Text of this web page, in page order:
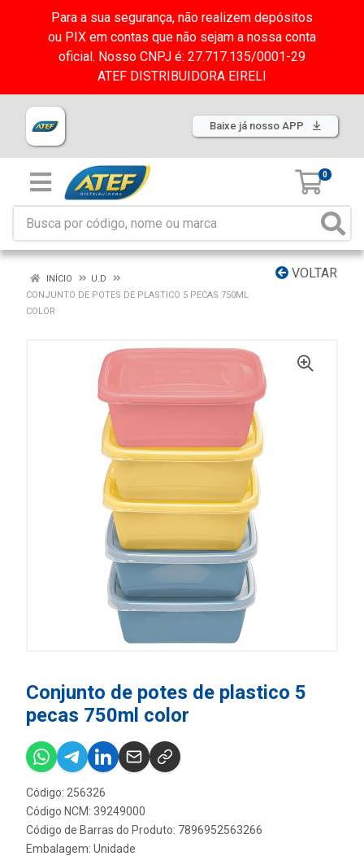
Para a sua segurança, não realizem depósitos
ou PIX em contas que não sejam a nossa conta
oficial. Nosso CNPJ é: 27.717.135/0001-29
ATEF DISTRIBUIDORA EIRELI
Baixe já nosso APP
0
VOLTAR
INÍCIO
U.D
CONJUNTO DE POTES DE PLASTICO 5 PECAS 750ML
COLOR
Conjunto de potes de plastico 5
pecas 750ml color
Código: 256326
Código NCM: 39249000
Código de Barras do Produto: 7896952563266
Embalagem: Unidade